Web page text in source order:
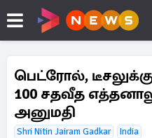
பெட்ரோல்,
100 சதவீத
அனுமதி
Shri Nitin Jairam Gadkar
India